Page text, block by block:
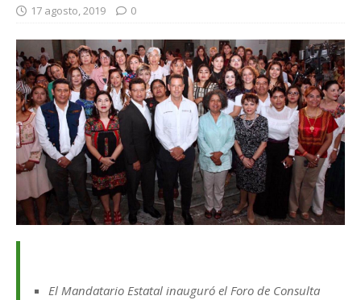
17 agosto, 2019 0
El Mandatario Estatal inauguró el Foro de Consulta